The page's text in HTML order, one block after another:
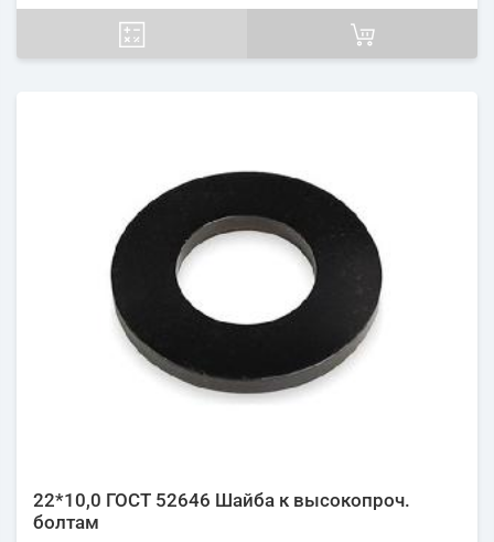
22*10,0 ГОСТ 52646 Шайба к высокопроч.
болтам